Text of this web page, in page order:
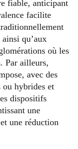
fiable, anticipant
facilite
qu’aux
où les
Par ailleurs,
avec des
ou hybrides et
dispositifs
une
une réduction